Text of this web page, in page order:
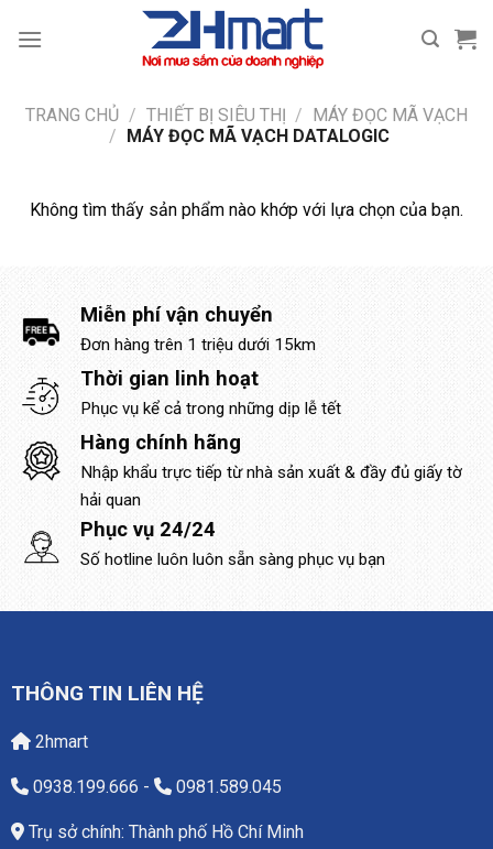
qua
TRANG CHỦ / THIẾT BỊ SIÊU THỊ / MÁY ĐỌC MÃ VẠCH
/ MÁY ĐỌC MÃ VẠCH DATALOGIC
Không tìm thấy sản phẩm nào khớp với lựa chọn của bạn.
Miễn phí vận chuyển
Đơn hàng trên 1 triệu dưới 15km
Thời gian linh hoạt
Phục vụ kể cả trong những dịp lễ tết
Hàng chính hãng
Nhập khẩu trực tiếp từ nhà sản xuất & đầy đủ giấy tờ
hải quan
Phục vụ 24/24
Số hotline luôn luôn sẵn sàng phục vụ bạn
THÔNG TIN LIÊN HỆ
2hmart
0938.199.666 - 0981.589.045
Trụ sở chính: Thành phố Hồ Chí Minh